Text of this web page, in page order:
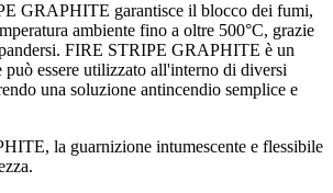
GRAPHITE garantisce il blocco dei fumi,
ambiente fino a oltre 500°C, grazie
FIRE STRIPE GRAPHITE è un
può essere utilizzato all'interno di diversi
una soluzione antincendio semplice e
la guarnizione intumescente e flessibile